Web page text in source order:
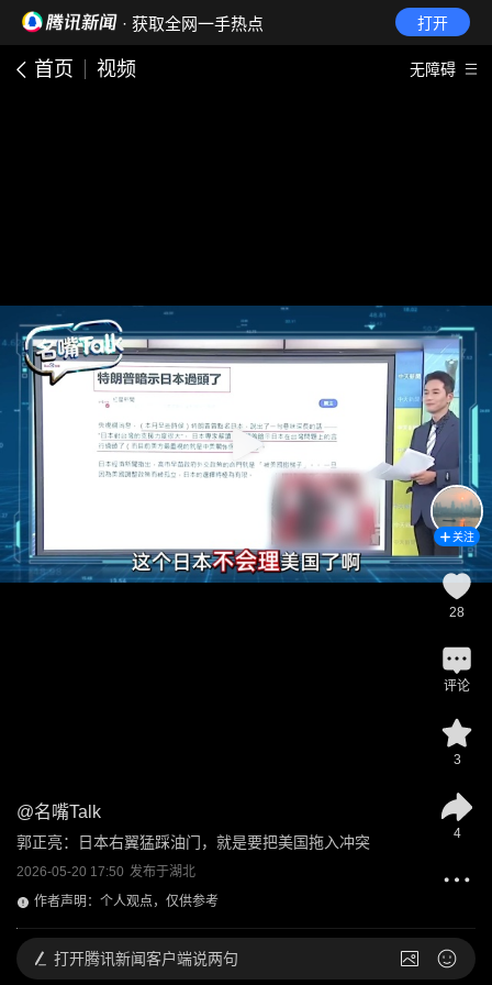
· 获取全网一手热点 打开
首页 视频 无障碍
@名嘴Talk
郭正亮：日本右翼猛踩油门，就是要把美国拖入冲突
2026-05-20 17:50 发布于湖北
作者声明：个人观点，仅供参考
关注
28
评论
3
4
打开腾讯新闻客户端说两句